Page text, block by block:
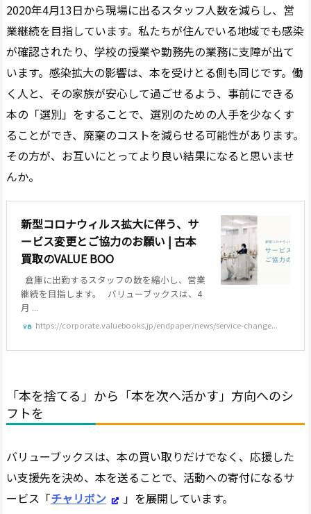
2020年4月13日から現場に出るスタッフ人数を減らし、営
業継続を目指しています。私たちが住んでいる地域でも感染
が確認されたり、学校の授業や勤務先の業務に支障が出て
います。感染拡大の影響は、本を受けとる側も同じです。働
く人と、その家族が安心して過ごせるよう、事前にできる
本の「選別」をすることで、選別のための人手を少なくす
ることができ、廃棄のコストを減らせる可能性があります。
その方が、お互いにとってより良い結果になると思いませ
んか。
新型コロナウィルス拡大に伴う、サ
ービス変更とご協力のお願い | 古本
買取のVALUE BOO
倉庫に出勤するスタッフの数を縮小し、営業
継続を目指します。 バリューブックスは、4
月 ...
https://corporate.valuebooks.jp/endpaper/news/service-change...
「本を捨てる」から「本を次へ活かす」方向へのシ
フトを
バリューブックスは、本の買い取りだけでなく、応援した
い支援先を決め、本を送ることで、活動への寄付になるサ
ービス「チャリボン 」を展開しています。